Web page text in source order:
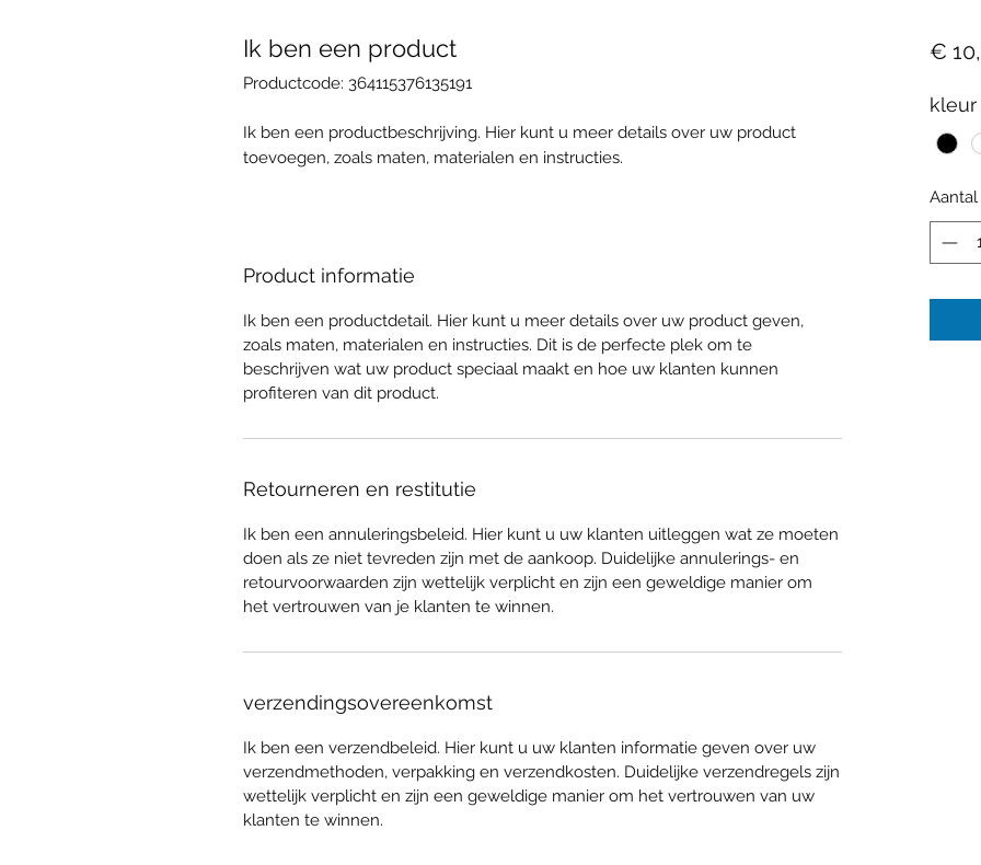
Ik ben een product
Productcode: 364115376135191
Ik ben een productbeschrijving. Hier kunt u meer details over uw product
toevoegen, zoals maten, materialen en instructies.
Product informatie
Ik ben een productdetail. Hier kunt u meer details over uw product geven,
zoals maten, materialen en instructies. Dit is de perfecte plek om te
beschrijven wat uw product speciaal maakt en hoe uw klanten kunnen
profiteren van dit product.
Retourneren en restitutie
Ik ben een annuleringsbeleid. Hier kunt u uw klanten uitleggen wat ze moeten
doen als ze niet tevreden zijn met de aankoop. Duidelijke annulerings- en
retourvoorwaarden zijn wettelijk verplicht en zijn een geweldige manier om
het vertrouwen van je klanten te winnen.
verzendingsovereenkomst
Ik ben een verzendbeleid. Hier kunt u uw klanten informatie geven over uw
verzendmethoden, verpakking en verzendkosten. Duidelijke verzendregels zijn
wettelijk verplicht en zijn een geweldige manier om het vertrouwen van uw
klanten te winnen.
€
kleur
Aantal